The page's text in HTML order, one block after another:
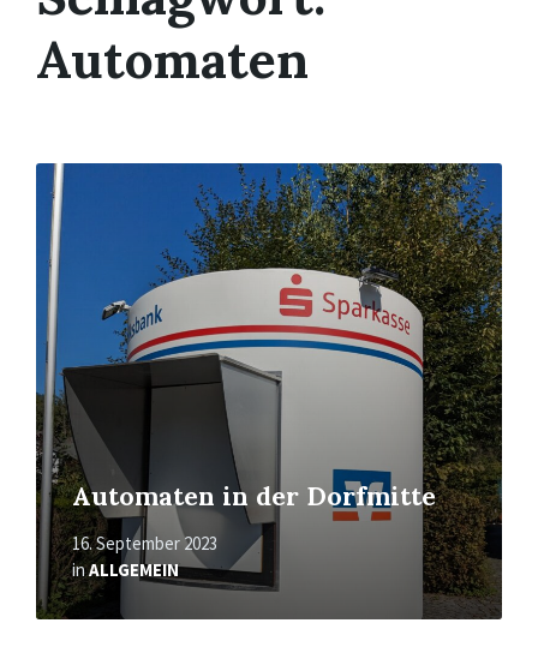
Automaten
Automaten in der Dorfmitte
16. September 2023
inALLGEMEIN
Mehr
erfahren